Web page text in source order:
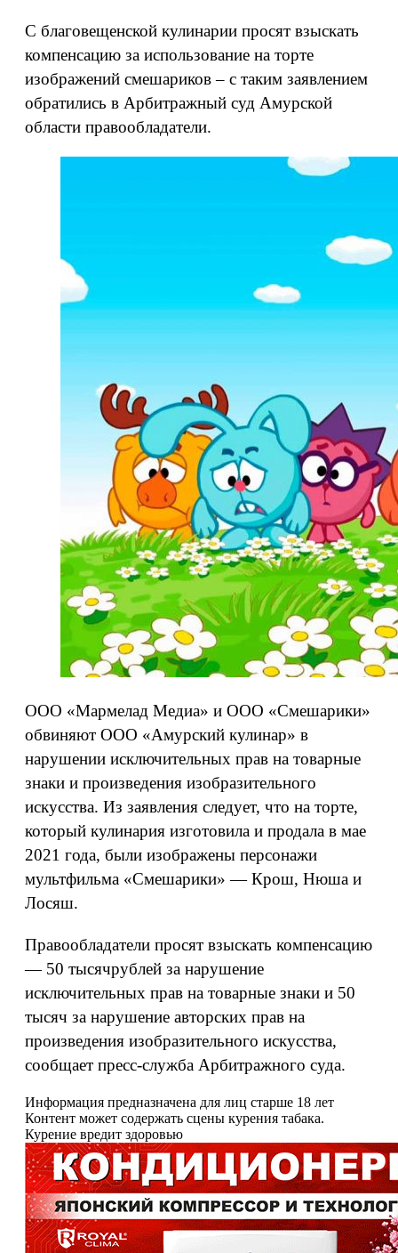
С благовещенской кулинарии просят взыскать
компенсацию за использование на торте
изображений смешариков – с таким заявлением
обратились в Арбитражный суд Амурской
области правообладатели.
ООО «Мармелад Медиа» и ООО «Смешарики»
обвиняют ООО «Амурский кулинар» в
нарушении исключительных прав на товарные
знаки и произведения изобразительного
искусства. Из заявления следует, что на торте,
который кулинария изготовила и продала в мае
2021 года, были изображены персонажи
мультфильма «Смешарики» — Крош, Нюша и
Лосяш.
Правообладатели просят взыскать компенсацию
— 50 тысячрублей за нарушение
исключительных прав на товарные знаки и 50
тысяч за нарушение авторских прав на
произведения изобразительного искусства,
сообщает пресс-служба Арбитражного суда.
Информация предназначена для лиц старше 18 лет
Контент может содержать сцены курения табака.
Курение вредит здоровью